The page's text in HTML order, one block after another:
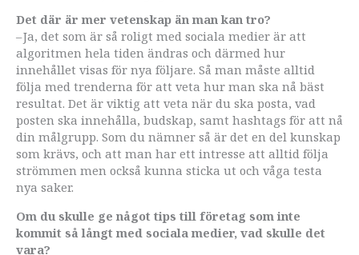
Det där är mer vetenskap än man kan tro?
– Ja, det som är så roligt med sociala medier är att
algoritmen hela tiden ändras och därmed hur
innehållet visas för nya följare. Så man måste alltid
följa med trenderna för att veta hur man ska nå bäst
resultat. Det är viktig att veta när du ska posta, vad
posten ska innehålla, budskap, samt hashtags för att nå
din målgrupp. Som du nämner så är det en del kunskap
som krävs, och att man har ett intresse att alltid följa
strömmen men också kunna sticka ut och våga testa
nya saker.
Om du skulle ge något tips till företag som inte
kommit så långt med sociala medier, vad skulle det
vara?